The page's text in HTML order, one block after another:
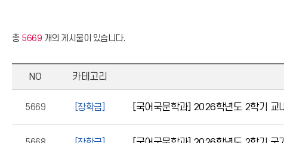
총 5669 개의 게시물이 있습니다.
NO 카테고리
5669 [장학금] [국어국문학과] 2026학년도 2학기 교